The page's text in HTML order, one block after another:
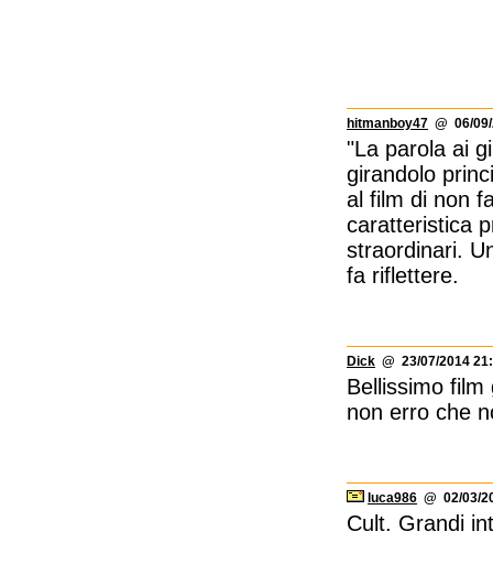
hitmanboy47 @ 06/
"La parola ai
girandolo
al film di non
caratteristica
straordinari.
fa riflettere.
Dick @ 23/07/2014
Bellissimo
non erro che
luca986 @ 02/03/
Cult. Grandi